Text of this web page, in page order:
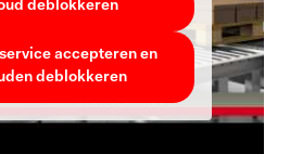
deblokkeren
accepteren en
deblokkeren